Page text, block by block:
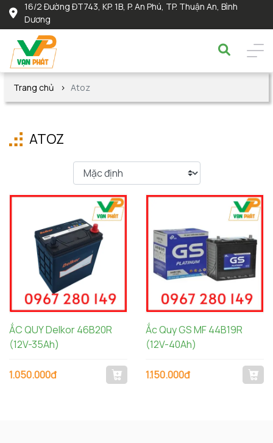
16/2 Đường ĐT743, KP. 1B, P. An Phú, TP. Thuận An, Bình
Dương
Trang chủ Atoz
ATOZ
ẮC QUY Delkor 46B20R
(12V-35Ah)
1.050.000đ
Ắc Quy GS MF 44B19R
(12V-40Ah)
1.150.000đ